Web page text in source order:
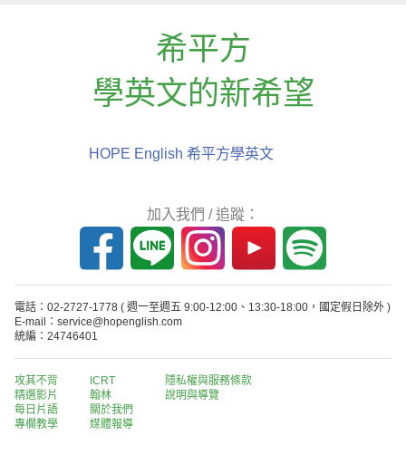
希平方
學英文的新希望
HOPE English 希平方學英文
加入我們 / 追蹤：
電話：02-2727-1778 ( 週一至週五 9:00-12:00、13:30-18:00，國定假日除外 )
E-mail：service@hopenglish.com
統編：24746401
攻其不背
精選影片
每日片語
專欄教學
ICRT
翰林
關於我們
媒體報導
隱私權與服務條款
說明與導覽